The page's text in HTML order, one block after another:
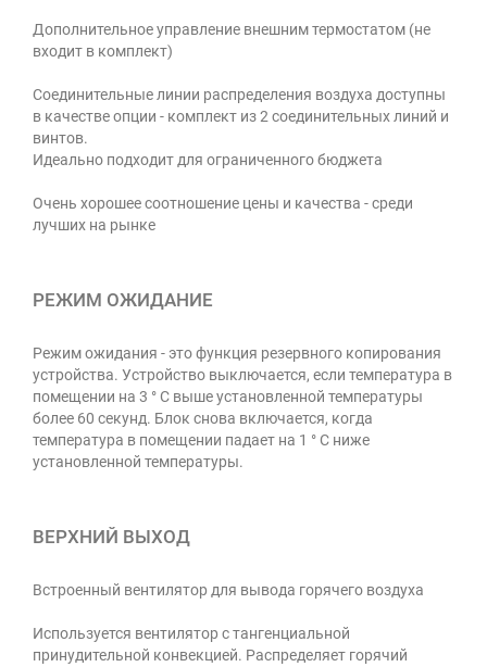
Дополнительное управление внешним термостатом (не
входит в комплект)
Соединительные линии распределения воздуха доступны
в качестве опции - комплект из 2 соединительных линий и
винтов.
Идеально подходит для ограниченного бюджета
Очень хорошее соотношение цены и качества - среди
лучших на рынке
РЕЖИМ ОЖИДАНИЕ
Режим ожидания - это функция резервного копирования
устройства. Устройство выключается, если температура в
помещении на 3 ° C выше установленной температуры
более 60 секунд. Блок снова включается, когда
температура в помещении падает на 1 ° C ниже
установленной температуры.
ВЕРХНИЙ ВЫХОД
Встроенный вентилятор для вывода горячего воздуха
Используется вентилятор с тангенциальной
принудительной конвекцией. Распределяет горячий